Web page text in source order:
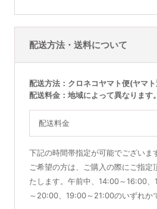
配送方法・送料について
配送方法
クロネコヤマト便(ヤマ
配送料金
地域によって異なります
配送料金
下記の時間帯指定が可能でございま
ご希望の方は、ご購入の際にご指定
たします。午前中、14:00～16:00
～20:00、19:00～21:00のいずれか